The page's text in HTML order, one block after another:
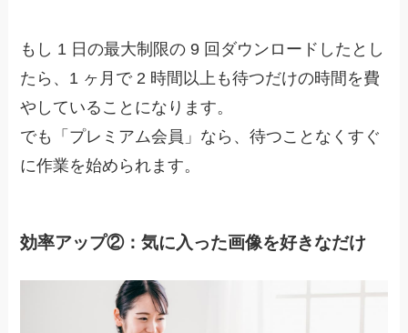
もし 1 日の最大制限の 9 回ダウンロードしたとし
たら、1 ヶ月で 2 時間以上も待つだけの時間を費
やしていることになります。
でも
「プレミアム会員」なら、待つことなくすぐ
に作業を始められます。
効率アップ②：気に入った画像を好きなだけ